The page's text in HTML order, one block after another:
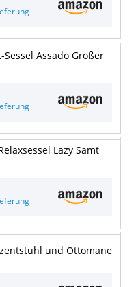
Sessel Assado Großer
Lazy Samt
und Ottomane